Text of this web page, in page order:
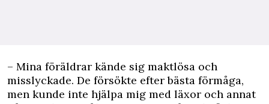
– Mina föräldrar kände sig maktlösa och
misslyckade. De försökte efter bästa förmåga,
men kunde inte hjälpa mig med läxor och annat